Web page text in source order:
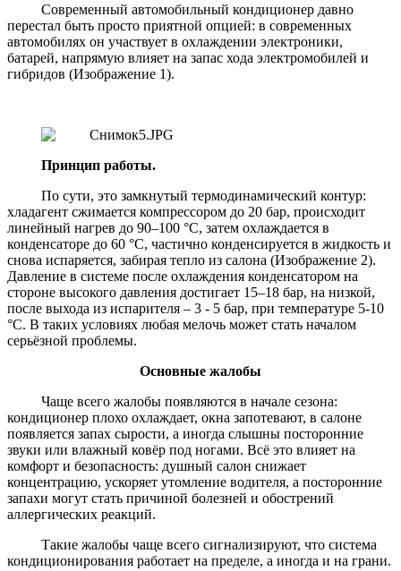
Современный автомобильный кондиционер давно
перестал быть просто приятной опцией: в современных
автомобилях он участвует в охлаждении электроники,
батарей, напрямую влияет на запас хода электромобилей и
гибридов (Изображение 1).
Принцип работы.
По сути, это замкнутый термодинамический контур:
хладагент сжимается компрессором до 20 бар, происходит
линейный нагрев до 90–100 °C, затем охлаждается в
конденсаторе до 60 °C, частично конденсируется в жидкость и
снова испаряется, забирая тепло из салона (Изображение 2).
Давление в системе после охлаждения конденсатором на
стороне высокого давления достигает 15–18 бар, на низкой,
после выхода из испарителя – 3 - 5 бар, при температуре 5-10
°C. В таких условиях любая мелочь может стать началом
серьёзной проблемы.
Основные жалобы
Чаще всего жалобы появляются в начале сезона:
кондиционер плохо охлаждает, окна запотевают, в салоне
появляется запах сырости, а иногда слышны посторонние
звуки или влажный ковёр под ногами. Всё это влияет на
комфорт и безопасность: душный салон снижает
концентрацию, ускоряет утомление водителя, а посторонние
запахи могут стать причиной болезней и обострений
аллергических реакций.
Такие жалобы чаще всего сигнализируют, что система
кондиционирования работает на пределе, а иногда и на грани.